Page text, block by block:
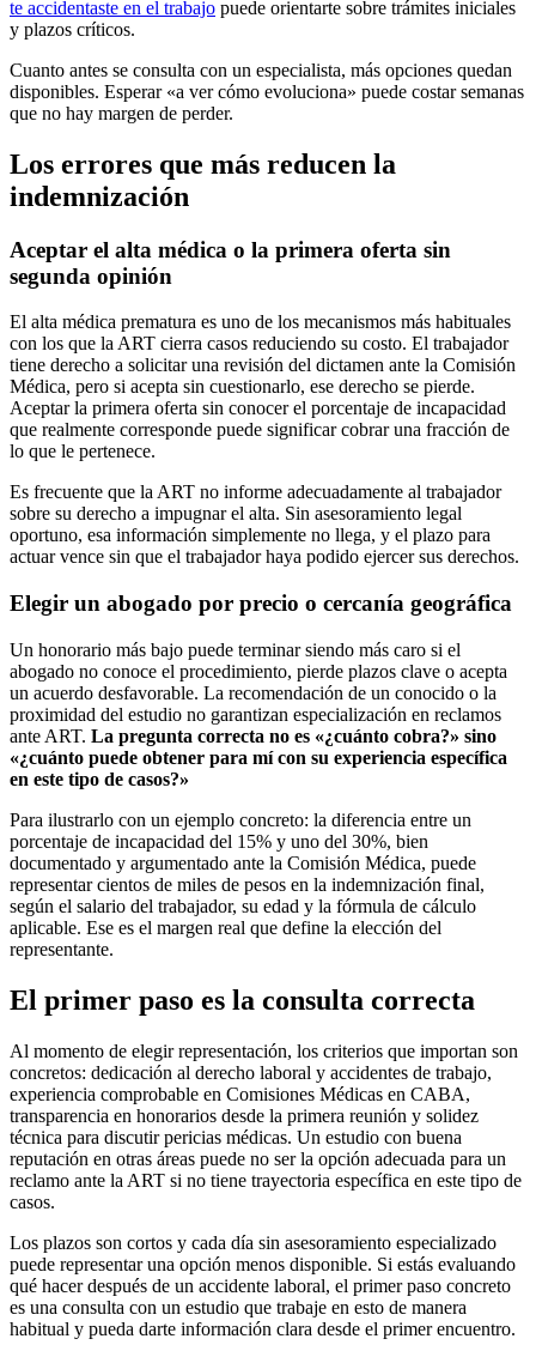
te accidentaste en el trabajo puede orientarte sobre trámites iniciales
y plazos críticos.
Cuanto antes se consulta con un especialista, más opciones quedan
disponibles. Esperar «a ver cómo evoluciona» puede costar semanas
que no hay margen de perder.
Los errores que más reducen la
indemnización
Aceptar el alta médica o la primera oferta sin
segunda opinión
El alta médica prematura es uno de los mecanismos más habituales
con los que la ART cierra casos reduciendo su costo. El trabajador
tiene derecho a solicitar una revisión del dictamen ante la Comisión
Médica, pero si acepta sin cuestionarlo, ese derecho se pierde.
Aceptar la primera oferta sin conocer el porcentaje de incapacidad
que realmente corresponde puede significar cobrar una fracción de
lo que le pertenece.
Es frecuente que la ART no informe adecuadamente al trabajador
sobre su derecho a impugnar el alta. Sin asesoramiento legal
oportuno, esa información simplemente no llega, y el plazo para
actuar vence sin que el trabajador haya podido ejercer sus derechos.
Elegir un abogado por precio o cercanía geográfica
Un honorario más bajo puede terminar siendo más caro si el
abogado no conoce el procedimiento, pierde plazos clave o acepta
un acuerdo desfavorable. La recomendación de un conocido o la
proximidad del estudio no garantizan especialización en reclamos
ante ART. La pregunta correcta no es «¿cuánto cobra?» sino
«¿cuánto puede obtener para mí con su experiencia específica
en este tipo de casos?»
Para ilustrarlo con un ejemplo concreto: la diferencia entre un
porcentaje de incapacidad del 15% y uno del 30%, bien
documentado y argumentado ante la Comisión Médica, puede
representar cientos de miles de pesos en la indemnización final,
según el salario del trabajador, su edad y la fórmula de cálculo
aplicable. Ese es el margen real que define la elección del
representante.
El primer paso es la consulta correcta
Al momento de elegir representación, los criterios que importan son
concretos: dedicación al derecho laboral y accidentes de trabajo,
experiencia comprobable en Comisiones Médicas en CABA,
transparencia en honorarios desde la primera reunión y solidez
técnica para discutir pericias médicas. Un estudio con buena
reputación en otras áreas puede no ser la opción adecuada para un
reclamo ante la ART si no tiene trayectoria específica en este tipo de
casos.
Los plazos son cortos y cada día sin asesoramiento especializado
puede representar una opción menos disponible. Si estás evaluando
qué hacer después de un accidente laboral, el primer paso concreto
es una consulta con un estudio que trabaje en esto de manera
habitual y pueda darte información clara desde el primer encuentro.